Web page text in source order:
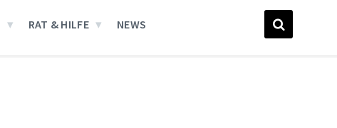
RAT & HILFE NEWS